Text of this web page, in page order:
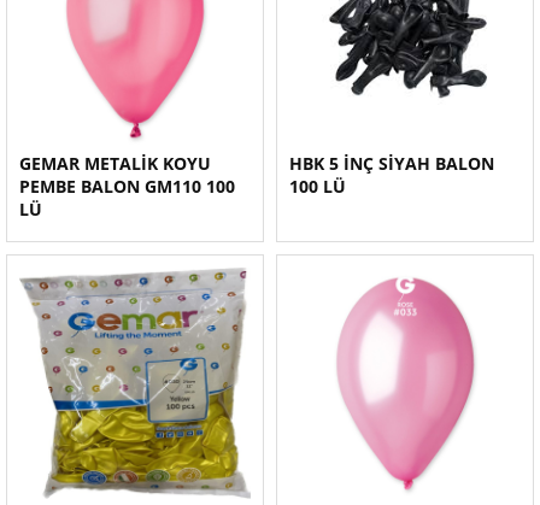
GEMAR METALİK KOYU
PEMBE BALON GM110 100
LÜ
HBK 5 İNÇ SİYAH BALON
100 LÜ